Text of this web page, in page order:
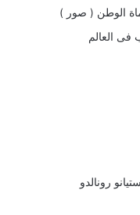
الوطن ( صور )
العالم
رونالدو